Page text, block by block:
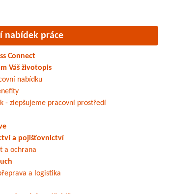
nabídek práce
Connect
Váš životopis
nabídku
- zlepšujeme pracovní prostředí
a pojišťovnictví
a ochrana
a logistika